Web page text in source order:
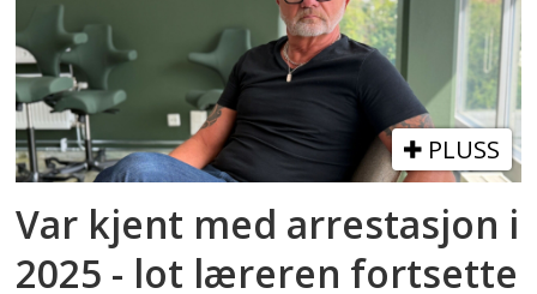
PLUSS
Var kjent med arrestasjon i
2025 - lot læreren fortsette